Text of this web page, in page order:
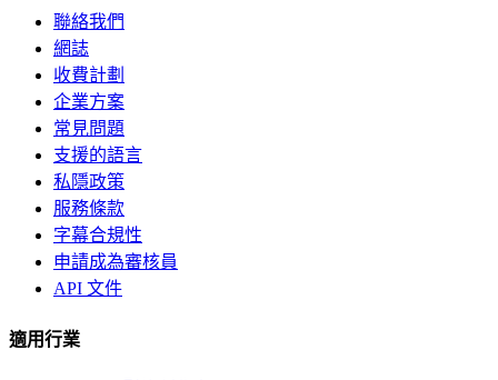
聯絡我們
網誌
收費計劃
企業方案
常見問題
支援的語言
私隱政策
服務條款
字幕合規性
申請成為審核員
API 文件
適用行業